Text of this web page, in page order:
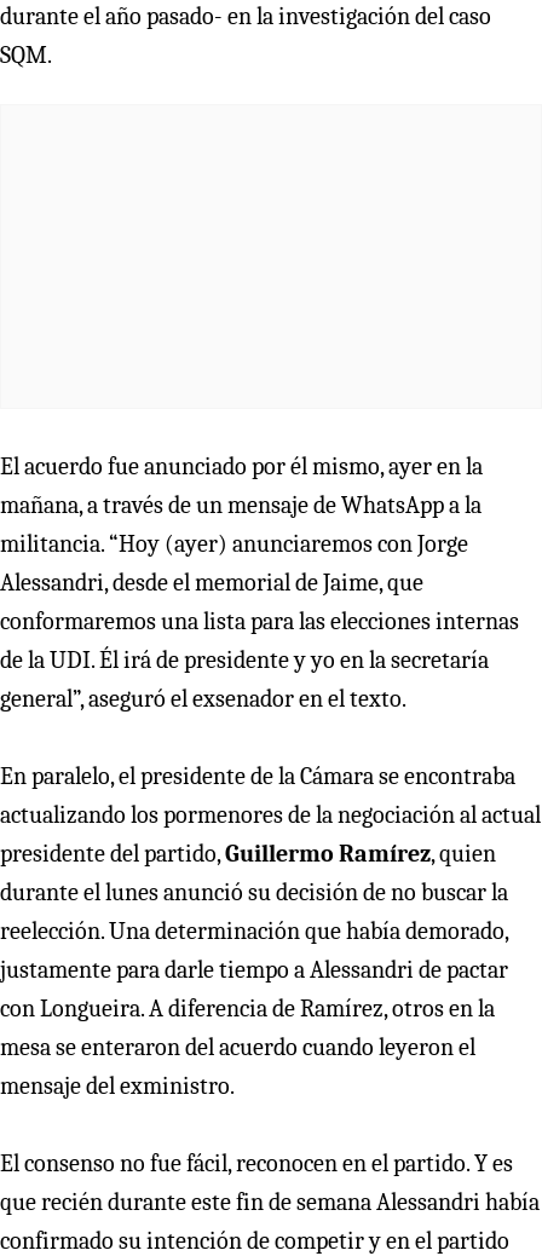
durante el año pasado- en la investigación del caso
SQM.
El acuerdo fue anunciado por él mismo, ayer en la
mañana, a través de un mensaje de WhatsApp a la
militancia. “Hoy (ayer) anunciaremos con Jorge
Alessandri, desde el memorial de Jaime, que
conformaremos una lista para las elecciones internas
de la UDI. Él irá de presidente y yo en la secretaría
general”, aseguró el exsenador en el texto.
En paralelo, el presidente de la Cámara se encontraba
actualizando los pormenores de la negociación al actual
presidente del partido,Guillermo Ramírez, quien
durante el lunes anunció su decisión de no buscar la
reelección. Una determinación que había demorado,
justamente para darle tiempo a Alessandri de pactar
con Longueira. A diferencia de Ramírez, otros en la
mesa se enteraron del acuerdo cuando leyeron el
mensaje del exministro.
El consenso no fue fácil, reconocen en el partido. Y es
que recién durante este fin de semana Alessandri había
confirmado su intención de competir y en el partido